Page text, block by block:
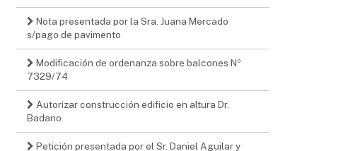
Nota presentada por la Sra. Juana Mercado
s/pago de pavimento
Modificación de ordenanza sobre balcones Nº
7329/74
Autorizar construcción edificio en altura Dr.
Badano
Petición presentada por el Sr. Daniel Aguilar y